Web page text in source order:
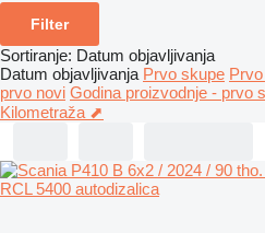
Filter
Sortiranje: Datum objavljivanja
Datum objavljivanja Prvo skupe
prvo novi Godina proizvodnje - prvo
Kilometraža ⬈